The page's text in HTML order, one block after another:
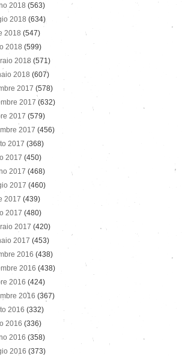
2018 (563)
2018 (634)
2018 (547)
2018 (599)
2018 (571)
2018 (607)
2017 (578)
2017 (632)
2017 (579)
2017 (456)
2017 (368)
2017 (450)
2017 (468)
2017 (460)
2017 (439)
2017 (480)
2017 (420)
2017 (453)
2016 (438)
2016 (438)
2016 (424)
2016 (367)
2016 (332)
2016 (336)
2016 (358)
2016 (373)